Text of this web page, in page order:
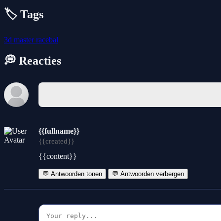
🏷️ Tags
3d masterracebal
💭 Reacties
{{fullname}}
{{created}}
{{content}}
💬 Antwoorden tonen 💬 Antwoorden verbergen